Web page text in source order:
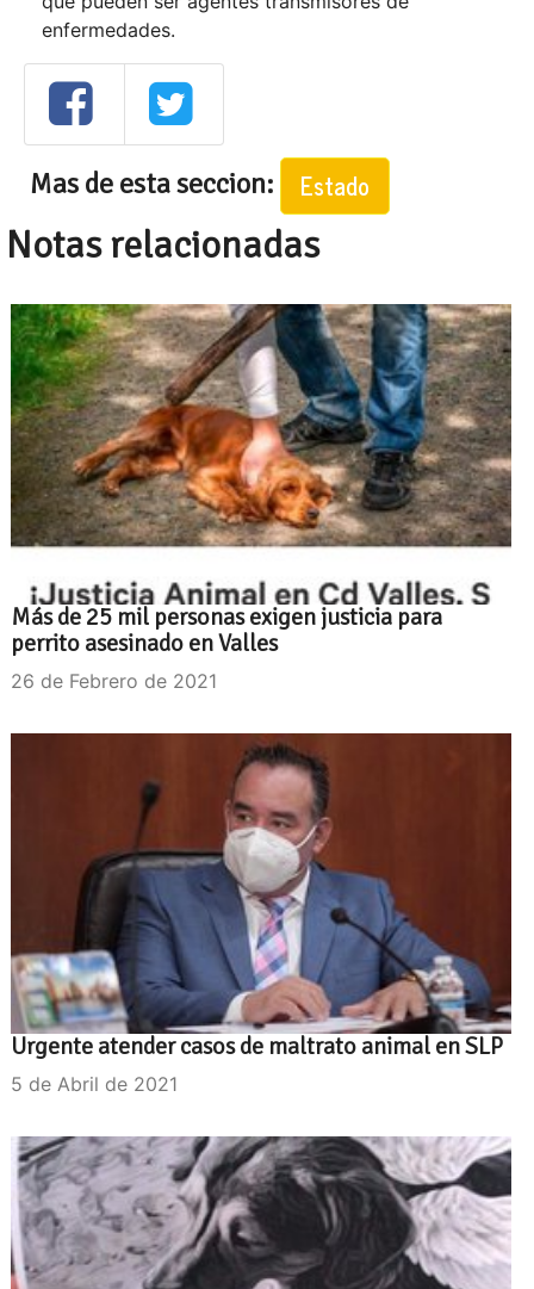
enfermedades.
Mas de esta seccion: Estado
Notas relacionadas
Más de 25 mil personas exigen justicia para
perrito asesinado en Valles
26 de Febrero de 2021
Urgente atender casos de maltrato animal en SLP
5 de Abril de 2021